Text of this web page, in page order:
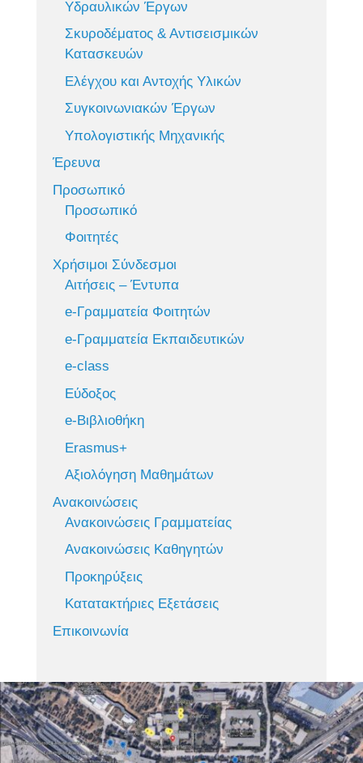
Υδραυλικών Έργων
Σκυροδέματος & Αντισεισμικών
Κατασκευών
Ελέγχου και Αντοχής Υλικών
Συγκοινωνιακών Έργων
Υπολογιστικής Μηχανικής
Έρευνα
Προσωπικό
Προσωπικό
Φοιτητές
Χρήσιμοι Σύνδεσμοι
Αιτήσεις – Έντυπα
e-Γραμματεία Φοιτητών
e-Γραμματεία Εκπαιδευτικών
e-class
Εύδοξος
e-Βιβλιοθήκη
Erasmus+
Αξιολόγηση Μαθημάτων
Ανακοινώσεις
Ανακοινώσεις Γραμματείας
Ανακοινώσεις Καθηγητών
Προκηρύξεις
Κατατακτήριες Εξετάσεις
Επικοινωνία